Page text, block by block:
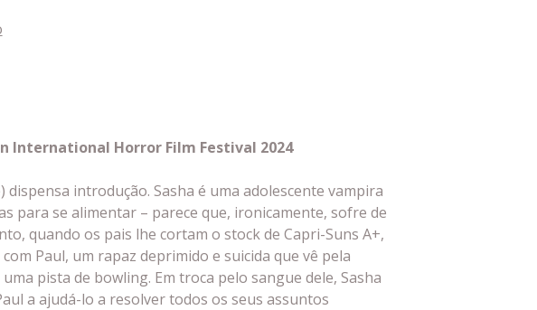
International Horror Film Festival 2024
dispensa introdução. Sasha é uma adolescente vampira
para se alimentar – parece que, ironicamente, sofre de
quando os pais lhe cortam o stock de Capri-Suns A+,
Paul, um rapaz deprimido e suicida que vê pela
pista de bowling. Em troca pelo sangue dele, Sasha
a ajudá-lo a resolver todos os seus assuntos